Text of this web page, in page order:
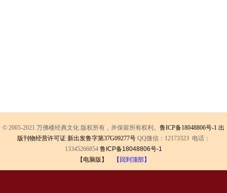
© 2005-2021 万佛楼经典文化 版权所有，并保留所有权利。 鲁ICP备18048806号-1 出
版刊物经营许可证 新出发鲁字第37G09277号 QQ微信：12173323 电话：
13345266854 鲁ICP备18048806号-1
【电脑版】
【回到顶部】